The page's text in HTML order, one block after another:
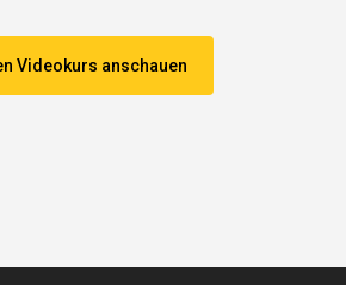
Videokurs anschauen